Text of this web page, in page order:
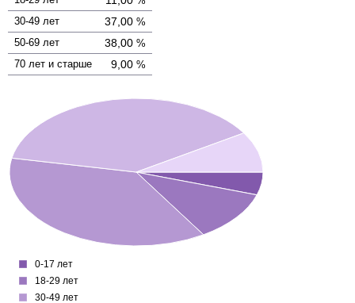
30-49 лет
37,00 %
50-69 лет
38,00 %
70 лет и старше
9,00 %